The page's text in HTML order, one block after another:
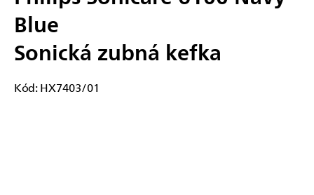
Blue
Sonická zubná kefka
Kód: HX7403/01